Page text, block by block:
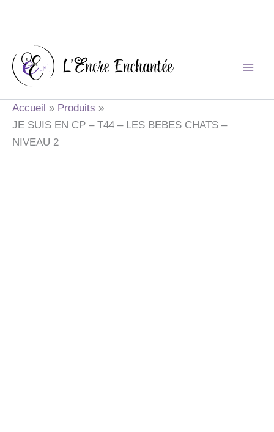
contenu
Accueil
Produits
JE SUIS EN CP – T44 – LES BEBES CHATS –
NIVEAU 2